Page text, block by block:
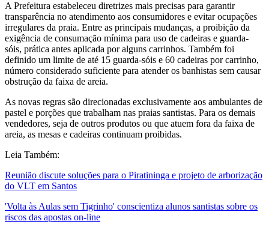
A Prefeitura estabeleceu diretrizes mais precisas para garantir
transparência no atendimento aos consumidores e evitar ocupações
irregulares da praia. Entre as principais mudanças, a proibição da
exigência de consumação mínima para uso de cadeiras e guarda-
sóis, prática antes aplicada por alguns carrinhos. Também foi
definido um limite de até 15 guarda-sóis e 60 cadeiras por carrinho,
número considerado suficiente para atender os banhistas sem causar
obstrução da faixa de areia.
As novas regras são direcionadas exclusivamente aos ambulantes de
pastel e porções que trabalham nas praias santistas. Para os demais
vendedores, seja de outros produtos ou que atuem fora da faixa de
areia, as mesas e cadeiras continuam proibidas.
Leia Também:
Reunião discute soluções para o Piratininga e projeto de arborização
do VLT em Santos
'Volta às Aulas sem Tigrinho' conscientiza alunos santistas sobre os
riscos das apostas on-line